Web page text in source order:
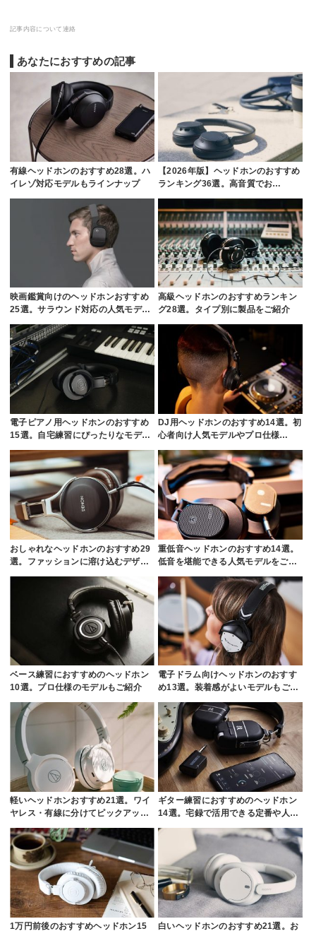
記事内容について連絡
あなたにおすすめの記事
有線ヘッドホンのおすすめ28選。ハ
イレゾ対応モデルもラインナップ
【2026年版】ヘッドホンのおすすめ
ランキング36選。高音質でお…
映画鑑賞向けのヘッドホンおすすめ
25選。サラウンド対応の人気モデ…
高級ヘッドホンのおすすめランキン
グ28選。タイプ別に製品をご紹介
電子ピアノ用ヘッドホンのおすすめ
15選。自宅練習にぴったりなモデ…
DJ用ヘッドホンのおすすめ14選。初
心者向け人気モデルやプロ仕様…
おしゃれなヘッドホンのおすすめ29
選。ファッションに溶け込むデザ…
重低音ヘッドホンのおすすめ14選。
低音を堪能できる人気モデルをご…
ベース練習におすすめのヘッドホン
10選。プロ仕様のモデルもご紹介
電子ドラム向けヘッドホンのおすす
め13選。装着感がよいモデルもご…
軽いヘッドホンおすすめ21選。ワイ
ヤレス・有線に分けてピックアッ…
ギター練習におすすめのヘッドホン
14選。宅録で活用できる定番や人…
1万円前後のおすすめヘッドホン15 白いヘッドホンのおすすめ21選。お